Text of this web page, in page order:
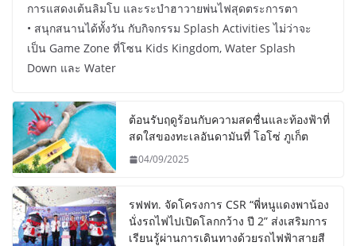
การแสดงเต้นลิมโบ และระบำฮาวายพ่นไฟสุดตระการตา
• สนุกสนานได้ทั้งวัน กับกิจกรรม Splash Activities ไม่ว่าจะ
เป็น Game Zone ที่โซน Kids Kingdom, Water Splash
Down และ Water
ต้อนรับฤดูร้อนกับความสดชื่นและท้องฟ้าที่
สดใสของทะเลอันดามันที่ โอโซ่ ภูเก็ต
04/09/2025
รฟฟท. จัดโครงการ CSR “พี่หนูแดงพาน้อง
นั่งรถไฟไปเปิดโลกกว้าง ปี 2” ส่งเสริมการ
เรียนรู้ผ่านการเดินทางด้วยรถไฟฟ้าสายสี